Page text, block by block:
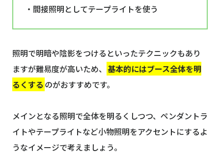
・間接照明としてテープライトを使う
照明で明暗や陰影をつけるといったテクニックもあり
ますが難易度が高いため、 基本的にはブース全体を明
るくする のがおすすめです。
メインとなる照明で全体を明るくしつつ、ペンダントラ
イトやテープライトなど小物照明をアクセントにするよ
うなイメージで考えましょう。